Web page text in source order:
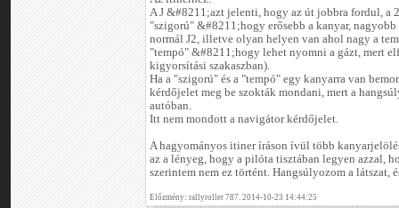
A J &#8211;azt jelenti, hogy az út jobbra fordul, a
"szigorú" &#8211;hogy erősebb a kanyar,
normál J2, illetve olyan helyen van ahol nagy a
"tempó" &#8211;hogy lehet nyomni a gázt, mert
kigyorsítási szakaszban).
Ha a "szigorú" és a "tempó" egy kanyarra van
kérdőjelet meg be szokták mondani, mert a
autóban.
Itt nem mondott a navigátor kérdőjelet.
A hagyományos itiner íráson ívül több
az a lényeg, hogy a pilóta tisztában legyen azzal,
szerintem nem ez történt. Hangsúlyozom a látszat,
Előzmény: rallyroller 787. 2014-10-23 14:44:25